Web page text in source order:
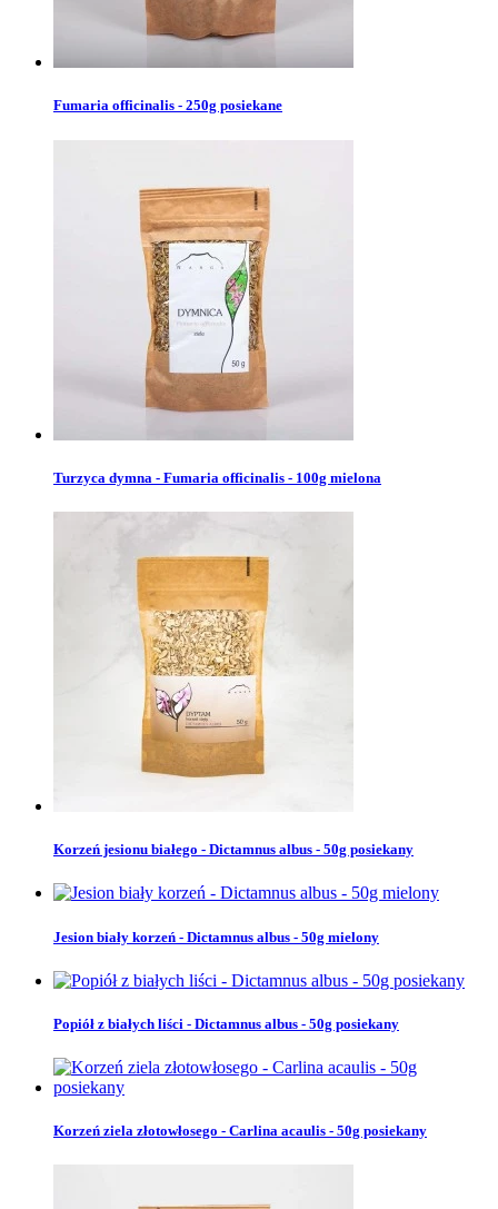
Fumaria officinalis - 250g posiekane
Turzyca dymna - Fumaria officinalis - 100g mielona
Korzeń jesionu białego - Dictamnus albus - 50g posiekany
Jesion biały korzeń - Dictamnus albus - 50g mielony
Popiół z białych liści - Dictamnus albus - 50g posiekany
Korzeń ziela złotowłosego - Carlina acaulis - 50g posiekany